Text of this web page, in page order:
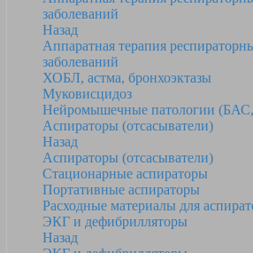
заболеваний
Назад
Аппаратная терапия
заболеваний
ХОБЛ, астма, бронхоэктазы
Муковисцидоз
Нейромышечные патологии
Аспираторы (отсасыватели)
Назад
Аспираторы (отсасыватели)
Стационарные аспираторы
Портативные аспираторы
Расходные материалы для
ЭКГ и дефибрилляторы
Назад